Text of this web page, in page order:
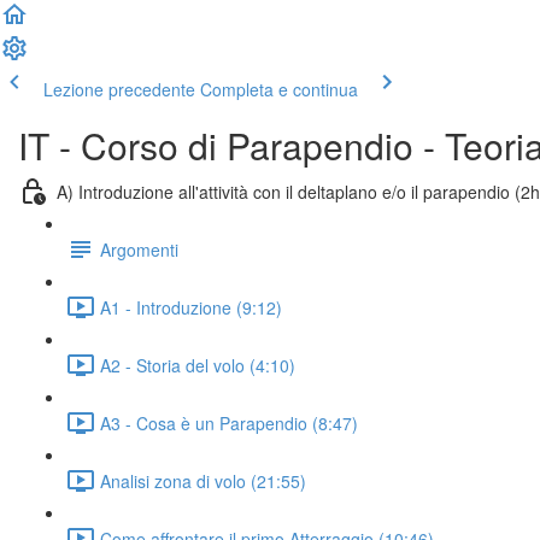
Lezione precedente Completa e continua
IT - Corso di Parapendio -
A) Introduzione all'attività con il deltaplano e/o il parapendio
Argomenti
A1 - Introduzione (9:12)
A2 - Storia del volo (4:10)
A3 - Cosa è un Parapendio (8:47)
Analisi zona di volo (21:55)